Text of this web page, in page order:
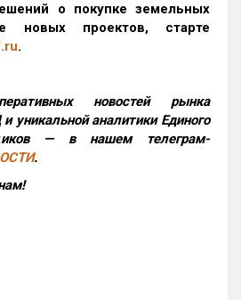
о покупке земельных
новых проектов, старте
.
новостей рынка
уникальной аналитики Единого
— в нашем телеграм-
.